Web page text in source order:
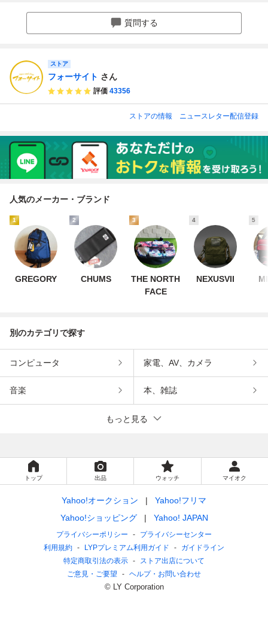
質問する
ストア
フォーサイト さん
評価 43356
ストアの情報 ニュースレター配信登録
人気のメーカー・ブランド
1
GREGORY
2
CHUMS
3
THE NORTH
FACE
4
NEXUSVII
5
別のカテゴリで探す
コンピュータ 家電、AV、カメラ
音楽 本、雑誌
もっと見る
トップ 出品 ウォッチ マイオク
Yahoo!オークション
Yahoo!フリマ
Yahoo!ショッピング
Yahoo! JAPAN
プライバシーポリシー
プライバシーセンター
利用規約
LYPプレミアム利用ガイド
ガイドライン
特定商取引法の表示
ストア出店について
ご意見・ご要望
ヘルプ・お問い合わせ
© LY Corporation